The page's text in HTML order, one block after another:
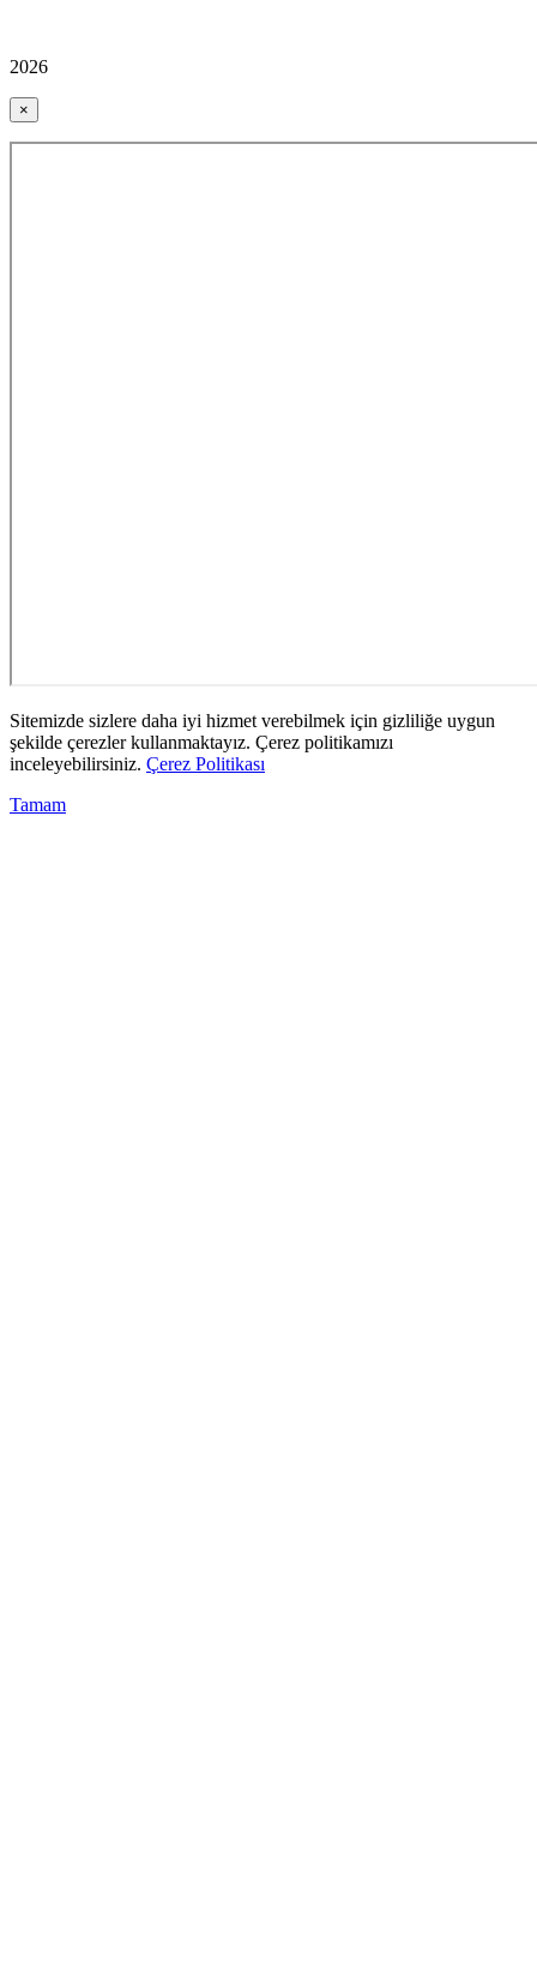
2026
×
Sitemizde sizlere daha iyi hizmet verebilmek için gizliliğe uygun
şekilde çerezler kullanmaktayız. Çerez politikamızı
inceleyebilirsiniz. Çerez Politikası
Tamam